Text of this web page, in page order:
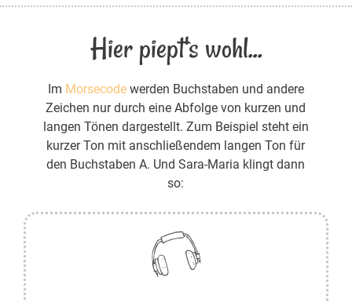
Hier piept's wohl...
Im Morsecodewerden Buchstaben und andere
Zeichen nur durch eine Abfolge von kurzen und
langen Tönen dargestellt. Zum Beispiel steht ein
kurzer Ton mit anschließendem langen Ton für
den Buchstaben A. Und Sara-Maria klingt dann
so: